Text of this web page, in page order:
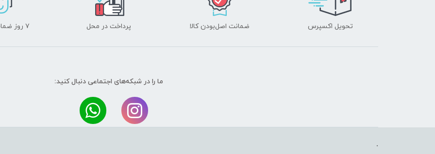
تحویل اکسپرس ضمانت اصل‌بودن کالا پرداخت در محل ۷ روز ضمانت بازگشت
ما را در شبکه‌های اجتماعی دنبال کنید:
.